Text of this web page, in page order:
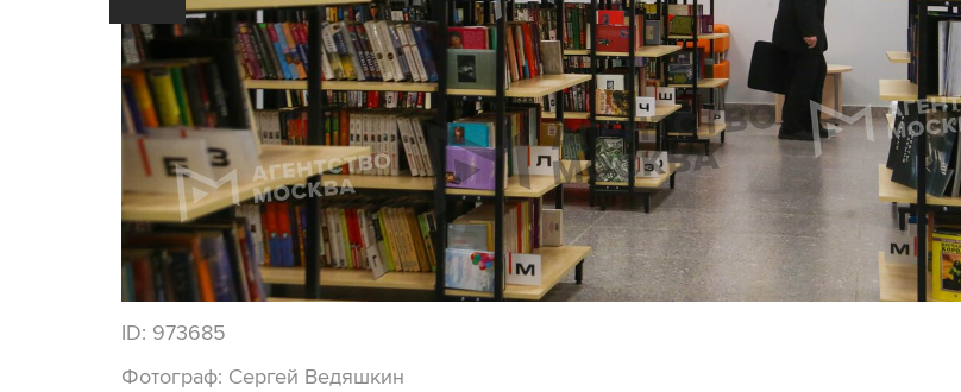
ID: 973685
Фотограф: Сергей Ведяшкин